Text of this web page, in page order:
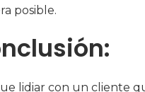
posible.
lidiar con un cliente